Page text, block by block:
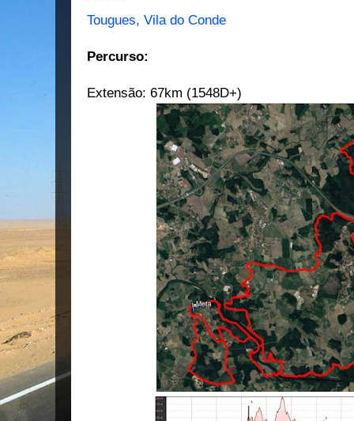
Tougues, Vila do Conde
Percurso:
Extensão: 67km (1548D+)